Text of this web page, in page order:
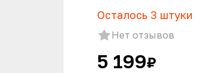
Осталось 3 штуки
Нет отзывов
5 199₽